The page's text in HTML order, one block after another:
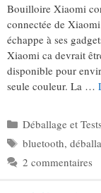
Bouilloire Xiaomi
connectée de
échappe à ses
Xiaomi ca devrait
disponible pour
seule couleur. La …
Catégories
Déballage et Tests
Étiquettes
bluetooth,
2 commentaires